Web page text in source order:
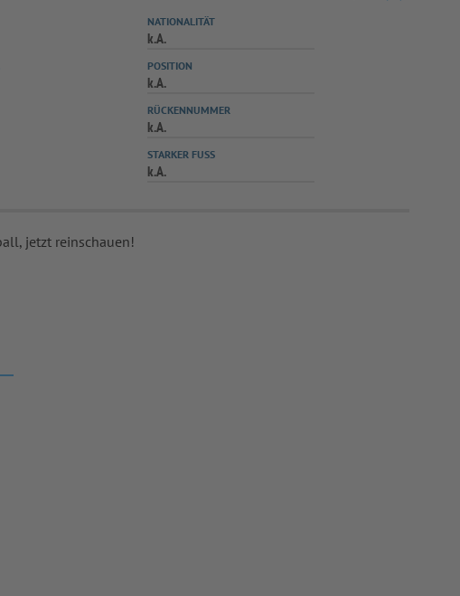
NATIONALITÄT
k.A.
POSITION
k.A.
RÜCKENNUMMER
k.A.
STARKER FUSS
k.A.
jetzt reinschauen!